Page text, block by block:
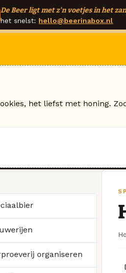
De Beer ligt met z'n voetjes in het
het snelst: hello@beerinabox.nl
organiseren
het liefst met honing.